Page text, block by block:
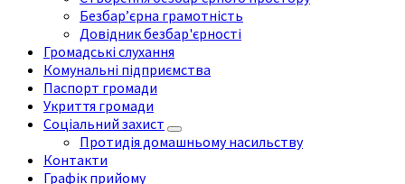
Безбар’єрна грамотність
Довідник безбар'єрності
Громадські слухання
Комунальні підприємства
Паспорт громади
Укриття громади
Соціальний захист
Протидія домашньому насильству
Контакти
Графік прийому